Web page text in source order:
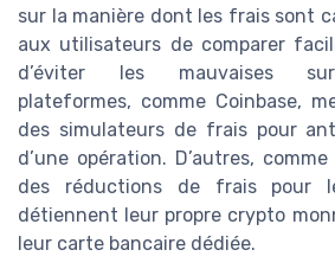
sur la manière dont les frais sont
aux utilisateurs de comparer
d’éviter les mauvaises
plateformes, comme Coinbase,
des simulateurs de frais pour
d’une opération. D’autres,
des réductions de frais pour
détiennent leur propre crypto
leur carte bancaire dédiée.